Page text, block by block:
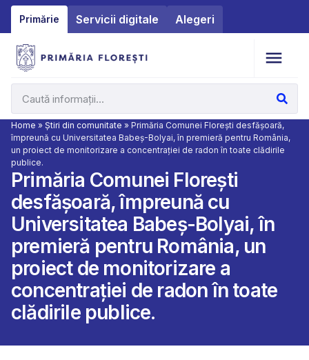
Primărie Servicii digitale Alegeri
Home » Știri din comunitate » Primăria Comunei Floreşti desfăşoară,
împreună cu Universitatea Babeș-Bolyai, în premieră pentru România,
un proiect de monitorizare a concentrației de radon în toate clădirile
publice.
Primăria Comunei Floreşti
desfăşoară, împreună cu
Universitatea Babeș-Bolyai, în
premieră pentru România, un
proiect de monitorizare a
concentrației de radon în toate
clădirile publice.